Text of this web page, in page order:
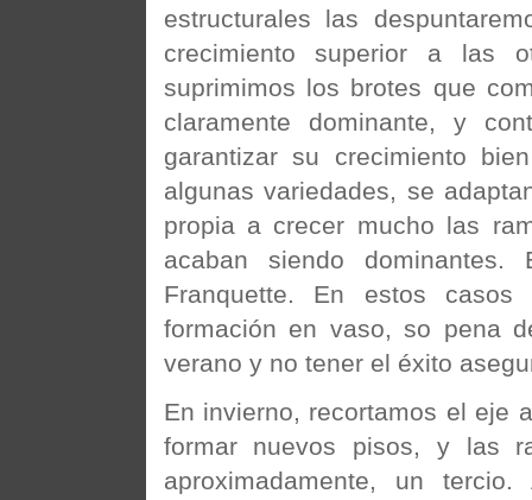
estructurales las
crecimiento superior a las
suprimimos los brotes que
claramente dominante, y
garantizar su crecimiento
algunas variedades, se
propia a crecer mucho las
acaban siendo
Franquette. En estos
formación en vaso, so pena
verano y no tener el éxito
En invierno, recortamos el eje
formar nuevos pisos, y las
aproximadamente, un